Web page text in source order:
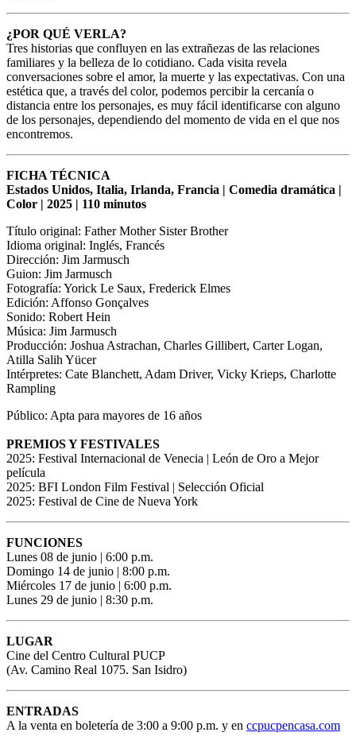
¿POR QUÉ VERLA?
Tres historias que confluyen en las extrañezas de las relaciones
familiares y la belleza de lo cotidiano. Cada visita revela
conversaciones sobre el amor, la muerte y las expectativas. Con una
estética que, a través del color, podemos percibir la cercanía o
distancia entre los personajes, es muy fácil identificarse con alguno
de los personajes, dependiendo del momento de vida en el que nos
encontremos.
FICHA TÉCNICA
Estados Unidos, Italia, Irlanda, Francia | Comedia dramática |
Color | 2025 | 110 minutos
Título original: Father Mother Sister Brother
Idioma original: Inglés, Francés
Dirección: Jim Jarmusch
Guion: Jim Jarmusch
Fotografía: Yorick Le Saux, Frederick Elmes
Edición: Affonso Gonçalves
Sonido: Robert Hein
Música: Jim Jarmusch
Producción: Joshua Astrachan, Charles Gillibert, Carter Logan,
Atilla Salih Yücer
Intérpretes: Cate Blanchett, Adam Driver, Vicky Krieps, Charlotte
Rampling
Público: Apta para mayores de 16 años
PREMIOS Y FESTIVALES
2025: Festival Internacional de Venecia | León de Oro a Mejor
película
2025: BFI London Film Festival | Selección Oficial
2025: Festival de Cine de Nueva York
FUNCIONES
Lunes 08 de junio | 6:00 p.m.
Domingo 14 de junio | 8:00 p.m.
Miércoles 17 de junio | 6:00 p.m.
Lunes 29 de junio | 8:30 p.m.
LUGAR
Cine del Centro Cultural PUCP
(Av. Camino Real 1075. San Isidro)
ENTRADAS
A la venta en boletería de 3:00 a 9:00 p.m. y en ccpucpencasa.com